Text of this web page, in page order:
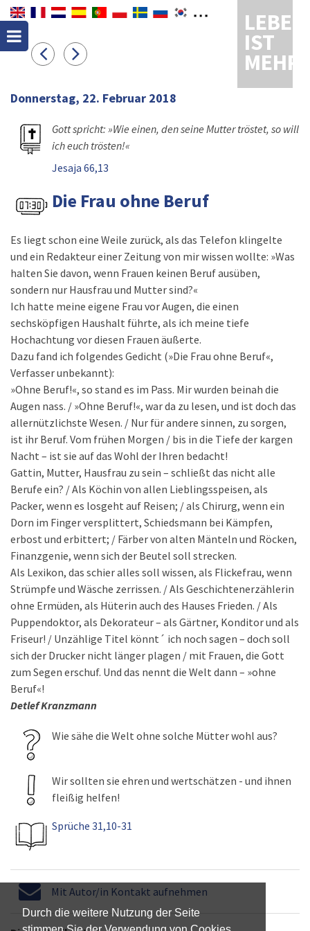
Durch die weitere Nutzung der Seite
LEBEN
IST
MEHR
Donnerstag, 22. Februar 2018
Gott spricht: »Wie einen, den seine Mutter tröstet, so will
ich euch trösten!«
Jesaja 66,13
Die Frau ohne Beruf
Es liegt schon eine Weile zurück, als das Telefon klingelte
und ein Redakteur einer Zeitung von mir wissen wollte: »Was
halten Sie davon, wenn Frauen keinen Beruf ausüben,
sondern nur Hausfrau und Mutter sind?«
Ich hatte meine eigene Frau vor Augen, die einen
sechsköpfigen Haushalt führte, als ich meine tiefe
Hochachtung vor diesen Frauen äußerte.
Dazu fand ich folgendes Gedicht (»Die Frau ohne Beruf«,
Verfasser unbekannt):
»Ohne Beruf!«, so stand es im Pass. Mir wurden beinah die
Augen nass. / »Ohne Beruf!«, war da zu lesen, und ist doch das
allernützlichste Wesen. / Nur für andere sinnen, zu sorgen,
ist ihr Beruf. Vom frühen Morgen / bis in die Tiefe der kargen
Nacht – ist sie auf das Wohl der Ihren bedacht!
Gattin, Mutter, Hausfrau zu sein – schließt das nicht alle
Berufe ein? / Als Köchin von allen Lieblingsspeisen, als
Packer, wenn es losgeht auf Reisen; / als Chirurg, wenn ein
Dorn im Finger versplittert, Schiedsmann bei Kämpfen,
erbost und erbittert; / Färber von alten Mänteln und Röcken,
Finanzgenie, wenn sich der Beutel soll strecken.
Als Lexikon, das schier alles soll wissen, als Flickefrau, wenn
Strümpfe und Wäsche zerrissen. / Als Geschichtenerzählerin
ohne Ermüden, als Hüterin auch des Hauses Frieden. / Als
Puppendoktor, als Dekorateur – als Gärtner, Konditor und als
Friseur! / Unzählige Titel könnt´ ich noch sagen – doch soll
sich der Drucker nicht länger plagen / mit Frauen, die Gott
zum Segen erschuf. Und das nennt die Welt dann – »ohne
Beruf«!
Detlef Kranzmann
Wie sähe die Welt ohne solche Mütter wohl aus?
Wir sollten sie ehren und wertschätzen - und ihnen
fleißig helfen!
Sprüche 31,10-31
Mit Autor/in Kontakt aufnehmen